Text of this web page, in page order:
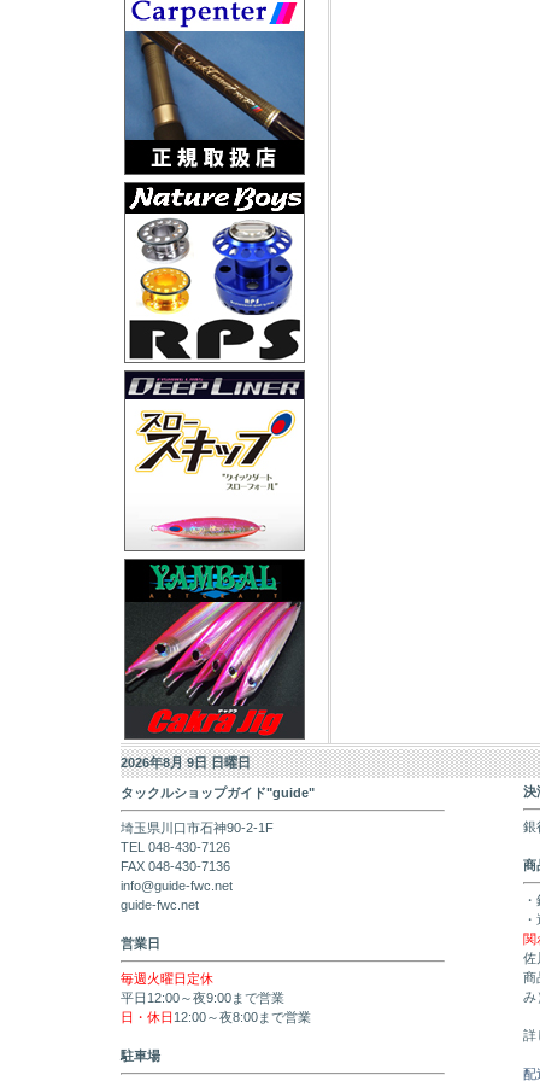
2026年8月 9日 日曜日
タックルショップガイド"guide"
埼玉県川口市石神90-2-1F
TEL 048-430-7126
FAX 048-430-7136
info@guide-fwc.net
guide-fwc.net
営業日
毎週火曜日定休
平日12:00～夜9:00まで営業
日・休日 12:00～夜8:00まで営業
駐車場
決
銀
商
関
佐
商
み
詳
配